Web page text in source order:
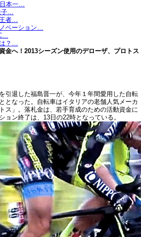
本一…
子…
者…
ベーション…
？…
金へ！2013シーズン使用のデローザ、プロトス
引退した福島晋一が、今年１年間愛用した自転
となった。自転車はイタリアの老舗人気メーカ
ス」。落札金は、若手育成のための活動資金に
ョン終了は、13日の22時となっている。